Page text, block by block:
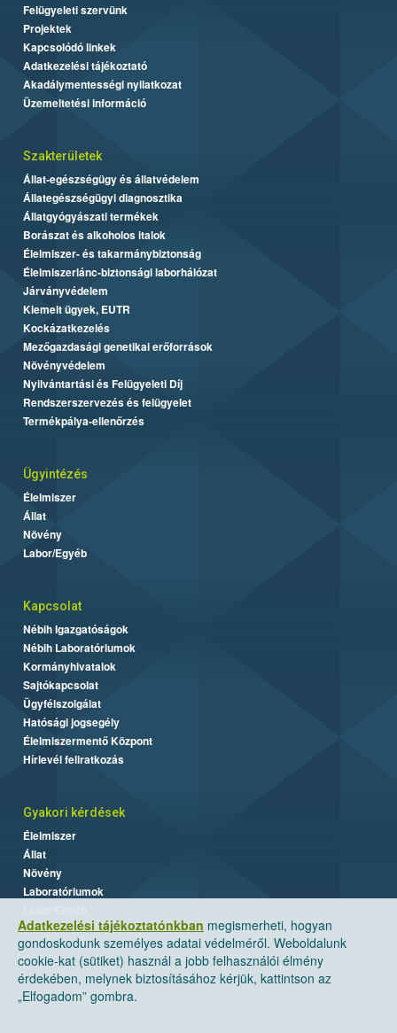
Adatkezelési tájékoztatónkban megismerheti, hogyan
gondoskodunk személyes adatai védelméről. Weboldalunk
cookie-kat (sütiket) használ a jobb felhasználói élmény
érdekében, melynek biztosításához kérjük, kattintson az
„Elfogadom” gombra.
Felügyeleti szervünk
Projektek
Kapcsolódó linkek
Adatkezelési tájékoztató
Akadálymentességi nyilatkozat
Üzemeltetési információ
Szakterületek
Állat-egészségügy és állatvédelem
Állategészségügyi diagnosztika
Állatgyógyászati termékek
Borászat és alkoholos italok
Élelmiszer- és takarmánybiztonság
Élelmiszerlánc-biztonsági laborhálózat
Járványvédelem
Kiemelt ügyek, EUTR
Kockázatkezelés
Mezőgazdasági genetikai erőforrások
Növényvédelem
Nyilvántartási és Felügyeleti Díj
Rendszerszervezés és felügyelet
Termékpálya-ellenőrzés
Ügyintézés
Élelmiszer
Állat
Növény
Labor/Egyéb
Kapcsolat
Nébih Igazgatóságok
Nébih Laboratóriumok
Kormányhivatalok
Sajtókapcsolat
Ügyfélszolgálat
Hatósági jogsegély
Élelmiszermentő Központ
Hírlevél feliratkozás
Gyakori kérdések
Élelmiszer
Állat
Növény
Laboratóriumok